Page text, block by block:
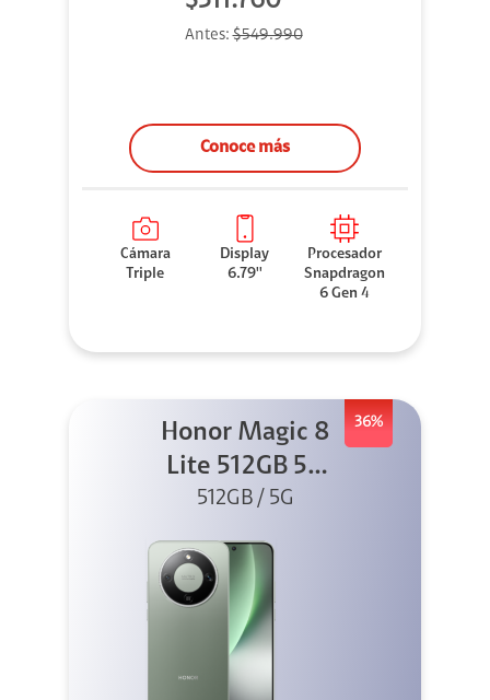
Antes:$549.990
Conoce más
Cámara
Triple
Display
6.79''
Procesador
Snapdragon
6 Gen 4
36%
Honor Magic 8
Lite 512GB 5G
Verde
512GB / 5G